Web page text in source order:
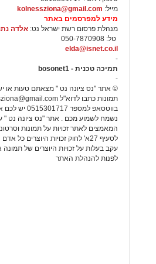
מייל: kolnessziona@gmail.com
מידע למפרסמים באתר
מנהלת פרסום רשת ישראל נט: אלדה
טל: 050-7870908
elda@isnet.co.il
-
תמיכה טכנית - bosonet1
-
© אתר "נס ציונה נט " מצאתם טעות או
תמונות כתבו לדוא"ל
בווטסאפ למספר
נשמח לשמוע מכם . אתר "נס ציונה נט "
המאמצים לאתר זכויות על תמונות
לסעיף 27א' לחוק זכויות היוצרים
עקב בעלות על זכויות היוצרים של תמונה
לפנות להנהלת האתר